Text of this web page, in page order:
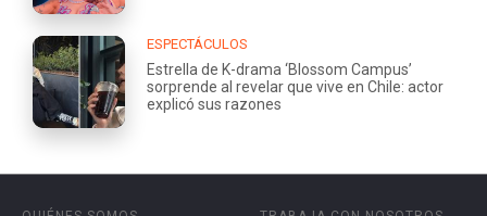
ESPECTÁCULOS
Estrella de K-drama ‘Blossom Campus’
sorprende al revelar que vive en Chile: actor
explicó sus razones